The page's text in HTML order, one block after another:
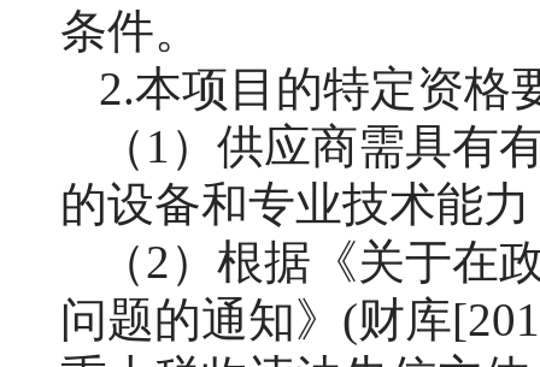
条件。
2.本项目的特定资格
（ 1）供应商需具有
的设备和专业技术能
（2） 根据《关于在
问题的通知》 (财库